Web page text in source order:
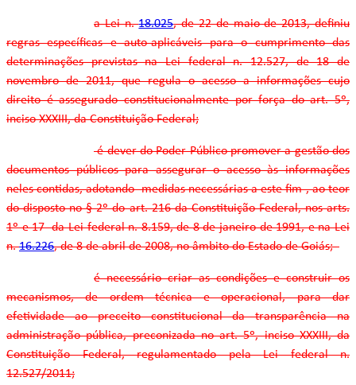
a Lei n.18.025, de 22 de maio de 2013, definiu
regras específicas e auto-aplicáveis para o cumprimento das
determinações previstas na Lei federal n. 12.527, de 18 de
novembro de 2011, que regula o acesso a informações cujo
direito é assegurado constitucionalmente por força do art. 5º,
inciso XXXIII, da Constituição Federal;
é dever do Poder Público promover a gestão dos
documentos públicos para assegurar o acesso às informações
neles contidas, adotando medidas necessárias a este fim , ao teor
do disposto no § 2º do art. 216 da Constituição Federal, nos arts.
1º e 17 da Lei federal n. 8.159, de 8 de janeiro de 1991, e na Lei
n.16.226, de 8 de abril de 2008, no âmbito do Estado de Goiás;
é necessário criar as condições e construir os
mecanismos, de ordem técnica e operacional, para dar
efetividade ao preceito constitucional da transparência na
administração pública, preconizada no art. 5º, inciso XXXIII, da
Constituição Federal, regulamentado pela Lei federal n.
12.527/2011;